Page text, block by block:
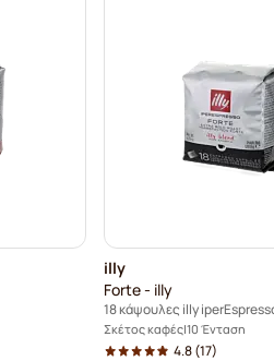
illy
Forte - illy
18 κάψουλες illy
Σκέτος καφές 10 Ένταση
4.8(17)